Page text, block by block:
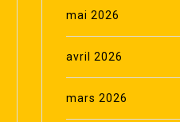
mai 2026
avril 2026
mars 2026